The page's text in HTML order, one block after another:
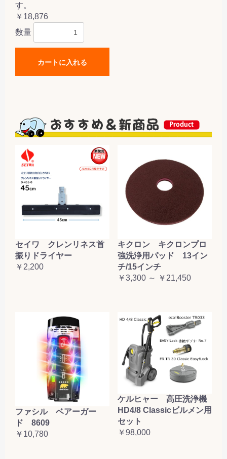
す。
￥18,876
数量
カートに入れる
セイワ クレンリネス首
振りドライヤー
￥2,200
キクロン キクロンプロ
強洗浄用パッド 13イン
チ/15インチ
￥3,300 ～ ￥21,450
ファシル ベアーガー
ド 8609
￥10,780
ケルヒャー 高圧洗浄機
HD4/8 Classicビルメン用
セット
￥98,000